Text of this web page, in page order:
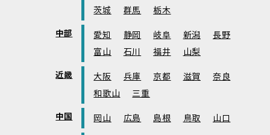
茨城
群馬 栃木
中部 愛知 静岡 岐阜 新潟
長野
富山
石川 福井 山梨
近畿 大阪 兵庫 京都 滋賀
奈良
和歌山
三重
中国 岡山 広島 島根 鳥取 山口